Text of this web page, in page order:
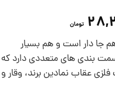
تومان
جا دار است و هم بسیار
بندی های متعددی دارد که
عقاب نمادین برند، وقار و